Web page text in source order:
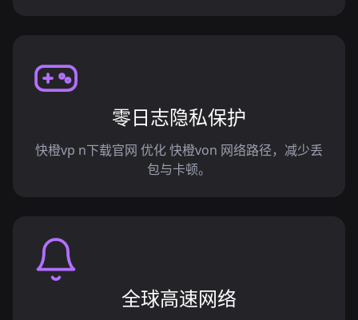
零日志隐私保护
快橙vp n下载官网 优化 快橙von 网络路径，减少丢
包与卡顿。
全球高速网络